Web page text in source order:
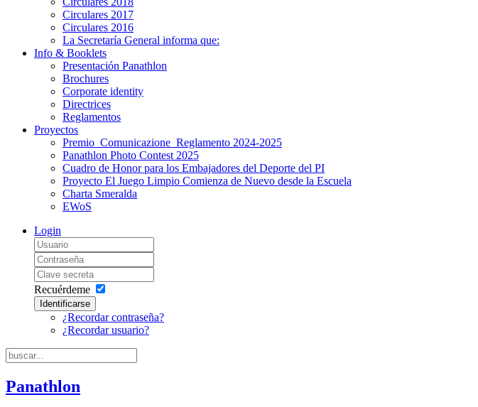
Circulares 2017
Circulares 2016
La Secretaría General informa que:
Info & Booklets
Presentación Panathlon
Brochures
Corporate identity
Directrices
Reglamentos
Proyectos
Premio_Comunicazione_Reglamento 2024-2025
Panathlon Photo Contest 2025
Cuadro de Honor para los Embajadores del Deporte del PI
Proyecto El Juego Limpio Comienza de Nuevo desde la Escuela
Charta Smeralda
EWoS
Login
Recuérdeme
Identificarse
¿Recordar contraseña?
¿Recordar usuario?
Panathlon